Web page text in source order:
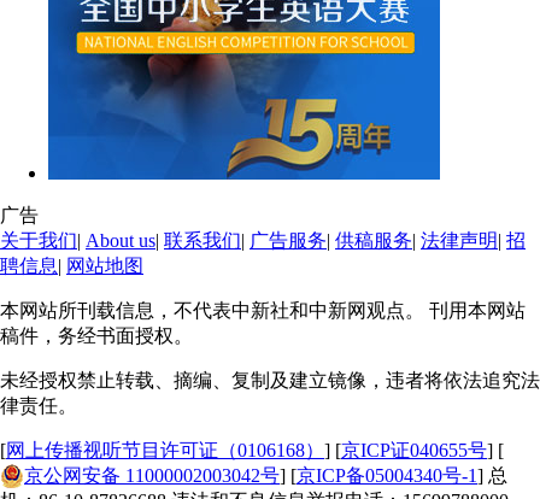
广告
关于我们| About us| 联系我们| 广告服务| 供稿服务| 法律声明| 招
聘信息| 网站地图
本网站所刊载信息，不代表中新社和中新网观点。 刊用本网站
稿件，务经书面授权。
未经授权禁止转载、摘编、复制及建立镜像，违者将依法追究法
律责任。
[网上传播视听节目许可证（0106168） ] [京ICP证040655号] [
京公网安备 11000002003042号] [京ICP备05004340号-1] 总